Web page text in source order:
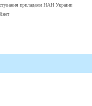
приладами НАН України